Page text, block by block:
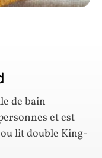
de bain
et est
lit double King-